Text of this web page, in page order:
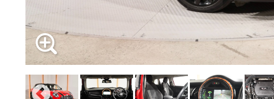
動画一覧
MAP
リクルート
お知らせ
1回目
2回目以降
ボーナス月数